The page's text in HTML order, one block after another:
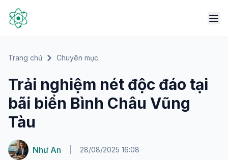
Trang chủ Chuyên mục
Trải nghiệm nét độc đáo tại
bãi biển Bình Châu Vũng
Tàu
Như An 28/08/2025 16:08